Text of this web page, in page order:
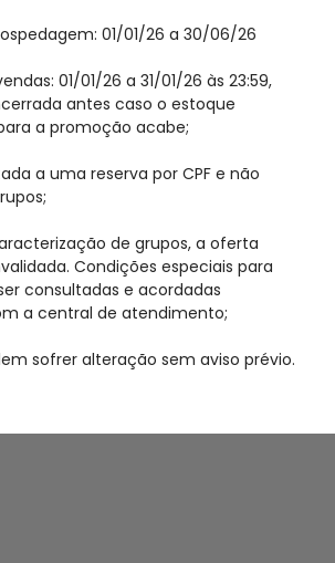
01/01/26 a 30/06/26
01/01/26 a 31/01/26 às 23:59,
antes caso o estoque
a promoção acabe;
a uma reserva por CPF e não
de grupos, a oferta
Condições especiais para
consultadas e acordadas
a central de atendimento;
sofrer alteração sem aviso prévio.